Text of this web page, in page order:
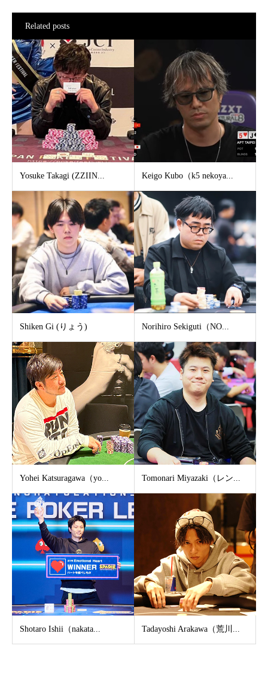
Related posts
Yosuke Takagi (ZZIIN... Keigo Kubo（k5 nekoya...
Shiken Gi (りょう) Norihiro Sekiguti（NO...
Yohei Katsuragawa（yo... Tomonari Miyazaki（レン...
Shotaro Ishii（nakata... Tadayoshi Arakawa（荒川...